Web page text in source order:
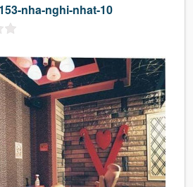
nha-nghi-nhat-10